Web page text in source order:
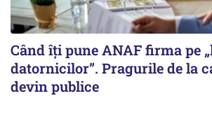
Când îți pune ANAF firma pe
datornicilor”. Pragurile de la
devin publice